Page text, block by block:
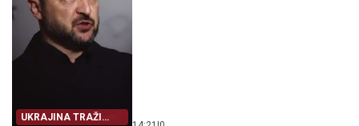
UKRAJINA TRAŽI